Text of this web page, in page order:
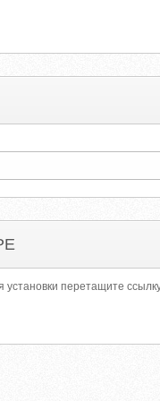
установки перетащите